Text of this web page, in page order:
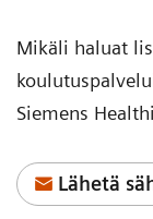
Mikäli haluat
Siemens
Lähetä